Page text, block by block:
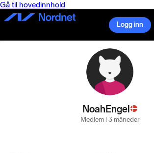
Gå til hovedinnhold
Logg inn
NoahEngel
Medlem i 3 måneder